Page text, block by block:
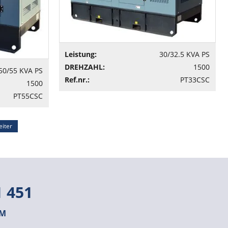
55 KVA PS
1500
PT55CSC
Leistung:
30/32.5 KVA PS
DREHZAHL:
1500
Ref.nr.:
PT33CSC
451